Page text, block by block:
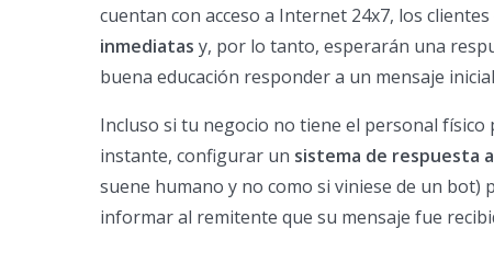
cuentan con acceso a Internet 24x7, los
inmediatas y, por lo tanto, esperarán una
buena educación responder a un mensaje
Incluso si tu negocio no tiene el personal
instante, configurar un sistema de respuesta
suene humano y no como si viniese de un
informar al remitente que su mensaje fue